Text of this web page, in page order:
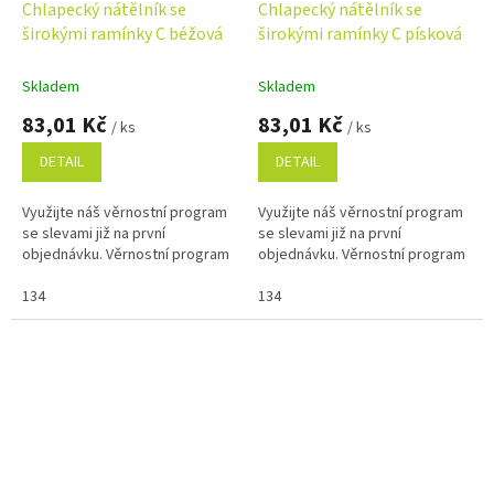
Chlapecký nátělník se
širokými ramínky C béžová
Skladem
83,01 Kč / ks
DETAIL
Využijte náš věrnostní program
se slevami již na první
objednávku. Věrnostní program
134
Chlapecký nátělník se
širokými ramínky C písková
Skladem
83,01 Kč / ks
DETAIL
Využijte náš věrnostní program
se slevami již na první
objednávku. Věrnostní program
134